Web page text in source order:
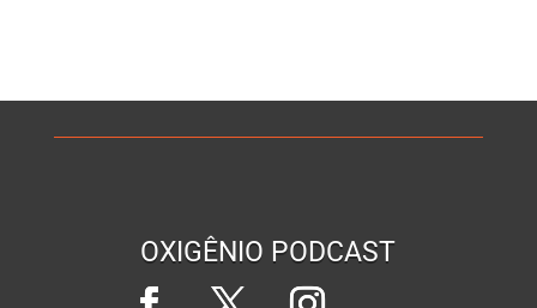
OXIGÊNIO PODCAST